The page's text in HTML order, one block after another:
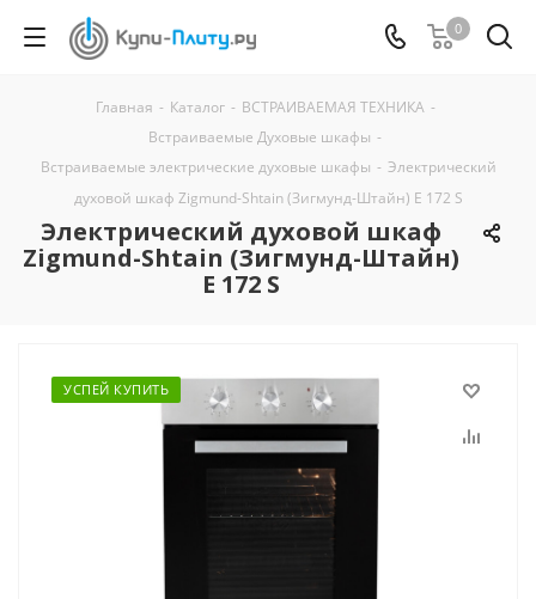
0
Главная - Каталог - ВСТРАИВАЕМАЯ ТЕХНИКА -
Встраиваемые Духовые шкафы -
Встраиваемые электрические духовые шкафы - Электрический
духовой шкаф Zigmund-Shtain (Зигмунд-Штайн) E 172 S
Электрический духовой шкаф
Zigmund-Shtain (Зигмунд-Штайн)
E 172 S
УСПЕЙ КУПИТЬ